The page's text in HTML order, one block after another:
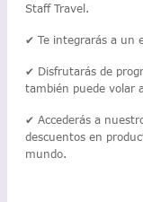
Staff Travel.
✔ Te integrarás a un
✔ Disfrutarás de
también puede volar
✔ Accederás a
descuentos en
mundo.